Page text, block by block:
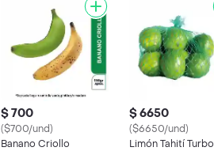
$ 700
($700/und)
Banano Criollo
$ 6650
($6650/und)
Limón Tahití Turbo